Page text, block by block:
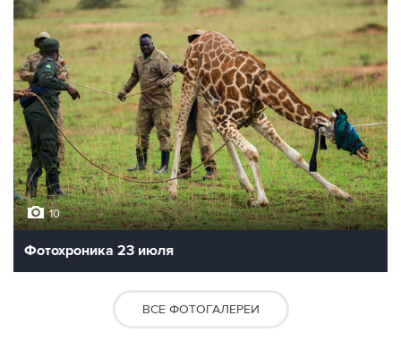
10
Фотохроника 23 июля
ВСЕ ФОТОГАЛЕРЕИ